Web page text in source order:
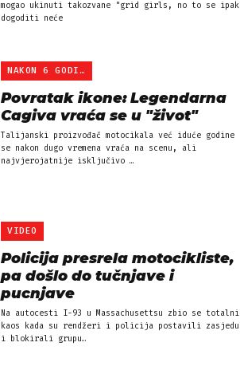
mogao ukinuti takozvane "grid girls, no to se ipak
dogoditi neće
NAKON 6 GODINA
Povratak ikone: Legendarna
Cagiva vraća se u "život"
Talijanski proizvođač motocikala već iduće godine
se nakon dugo vremena vraća na scenu, ali
najvjerojatnije isključivo …
VIDEO
Policija presrela motocikliste,
pa došlo do tučnjave i
pucnjave
Na autocesti I-93 u Massachusettsu zbio se totalni
kaos kada su rendžeri i policija postavili zasjedu
i blokirali grupu…